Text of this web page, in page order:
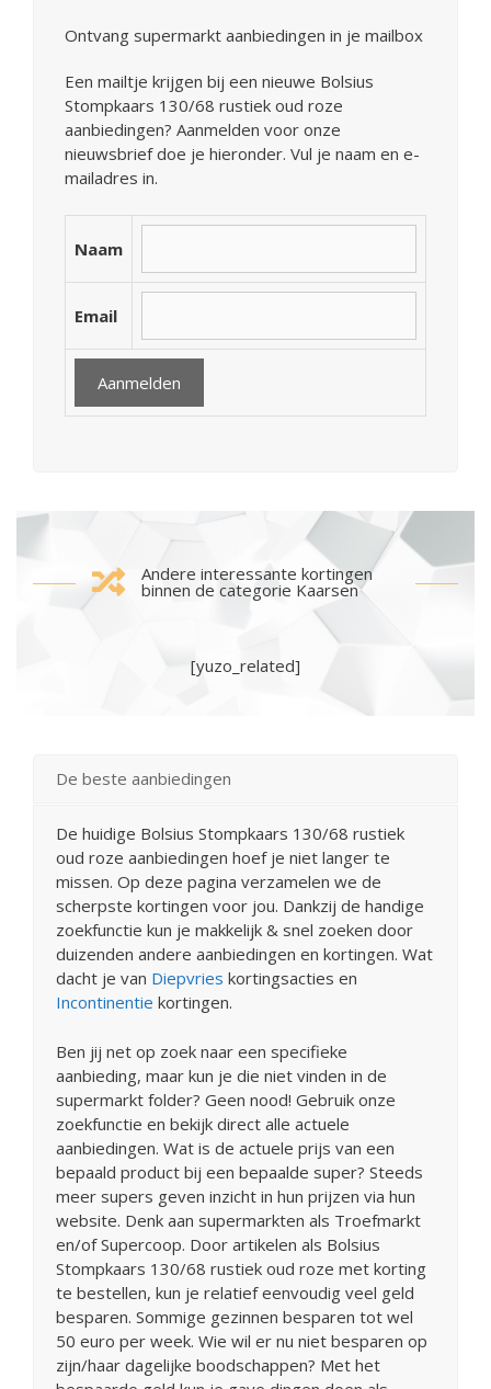
Ontvang supermarkt aanbiedingen in je mailbox
Een mailtje krijgen bij een nieuwe Bolsius
Stompkaars 130/68 rustiek oud roze
aanbiedingen? Aanmelden voor onze
nieuwsbrief doe je hieronder. Vul je naam en e-
mailadres in.
Naam
Email
Andere interessante kortingen
binnen de categorie Kaarsen
[yuzo_related]
De beste aanbiedingen
De huidige Bolsius Stompkaars 130/68 rustiek
oud roze aanbiedingen hoef je niet langer te
missen. Op deze pagina verzamelen we de
scherpste kortingen voor jou. Dankzij de handige
zoekfunctie kun je makkelijk & snel zoeken door
duizenden andere aanbiedingen en kortingen. Wat
dacht je van Diepvries kortingsacties en
Incontinentie kortingen.
Ben jij net op zoek naar een specifieke
aanbieding, maar kun je die niet vinden in de
supermarkt folder? Geen nood! Gebruik onze
zoekfunctie en bekijk direct alle actuele
aanbiedingen. Wat is de actuele prijs van een
bepaald product bij een bepaalde super? Steeds
meer supers geven inzicht in hun prijzen via hun
website. Denk aan supermarkten als Troefmarkt
en/of Supercoop. Door artikelen als Bolsius
Stompkaars 130/68 rustiek oud roze met korting
te bestellen, kun je relatief eenvoudig veel geld
besparen. Sommige gezinnen besparen tot wel
50 euro per week. Wie wil er nu niet besparen op
zijn/haar dagelijke boodschappen? Met het